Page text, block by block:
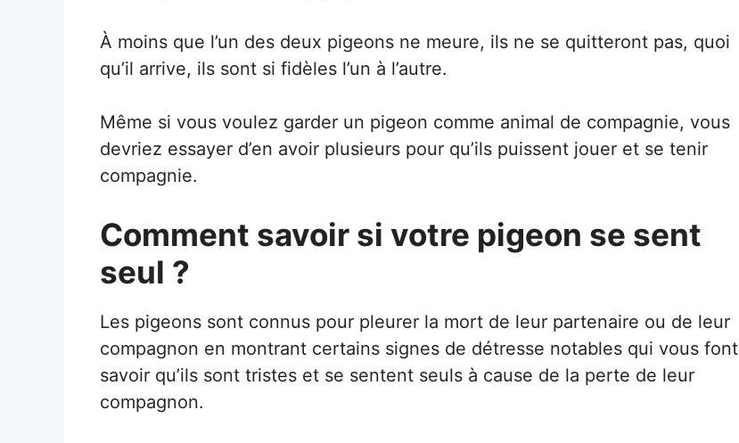
À moins que l’un des deux pigeons ne meure, ils ne se quitteront pas, quoi
qu’il arrive, ils sont si fidèles l’un à l’autre.
Même si vous voulez garder un pigeon comme animal de compagnie, vous
devriez essayer d’en avoir plusieurs pour qu’ils puissent jouer et se tenir
compagnie.
Comment savoir si votre pigeon se sent
seul ?
Les pigeons sont connus pour pleurer la mort de leur partenaire ou de leur
compagnon en montrant certains signes de détresse notables qui vous font
savoir qu’ils sont tristes et se sentent seuls à cause de la perte de leur
compagnon.